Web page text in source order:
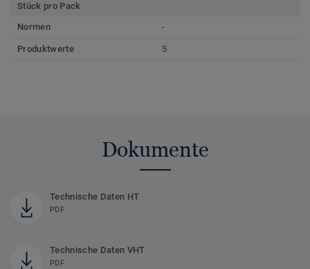
Stück pro Pack
Normen
-
Produktwerte 5
Dokumente
Technische Daten HT
PDF
Technische Daten VHT
PDF